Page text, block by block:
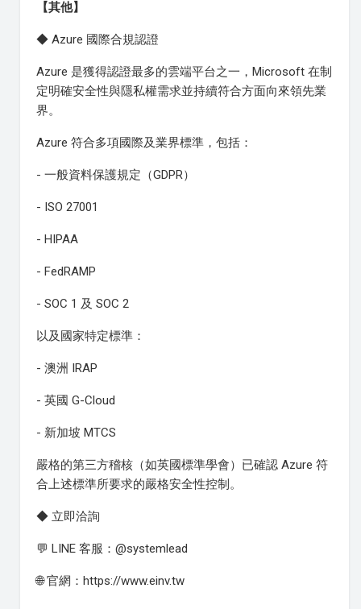
【其他】
◆ Azure 國際合規認證
Azure 是獲得認證最多的雲端平台之一，Microsoft 在制
定明確安全性與隱私權需求並持續符合方面向來領先業
界。
Azure 符合多項國際及業界標準，包括：
- 一般資料保護規定（GDPR）
- ISO 27001
- HIPAA
- FedRAMP
- SOC 1 及 SOC 2
以及國家特定標準：
- 澳洲 IRAP
- 英國 G-Cloud
- 新加坡 MTCS
嚴格的第三方稽核（如英國標準學會）已確認 Azure 符
合上述標準所要求的嚴格安全性控制。
◆ 立即洽詢
💬 LINE 客服：@systemlead
🌐 官網：https://www.einv.tw